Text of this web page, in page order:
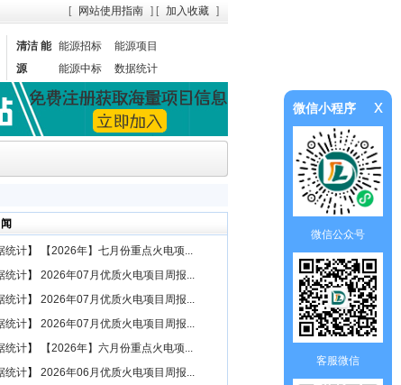
[ 网站使用指南 ] [ 加入收藏 ]
清洁 能
源
能源招标
能源项目
能源中标
数据统计
统计】
【2026年】七月份重点火电项...
统计】 2026年07月优质火电项目周报...
统计】 2026年07月优质火电项目周报...
统计】 2026年07月优质火电项目周报...
统计】
【2026年】六月份重点火电项...
统计】 2026年06月优质火电项目周报...
微信小程序 x
微信公众号
客服微信